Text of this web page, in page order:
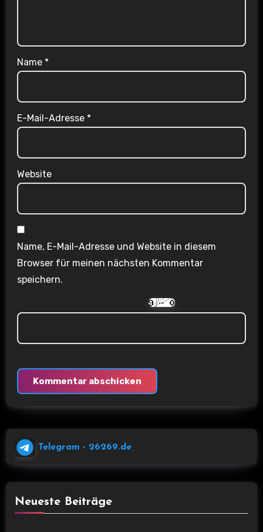
Name *
E-Mail-Adresse *
Website
Name, E-Mail-Adresse und Website in diesem
Browser für meinen nächsten Kommentar
speichern.
Are you human? Please solve:
Telegram - 26269.de
Neueste Beiträge